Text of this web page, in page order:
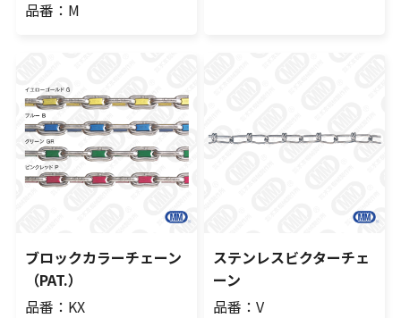
品番：M
ブロックカラーチェーン
（PAT.）
品番：KX
ステンレスビクターチェ
ーン
品番：V